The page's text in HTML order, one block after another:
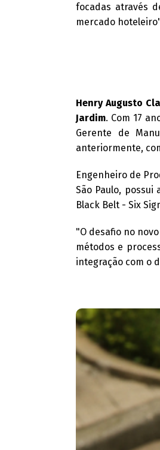
focadas através
mercado
Henry Augusto
Jardim. Com 17
Gerente de
anteriormente,
Engenheiro de
São Paulo,
Black Belt - Six
"O desafio no
métodos e
integração com o